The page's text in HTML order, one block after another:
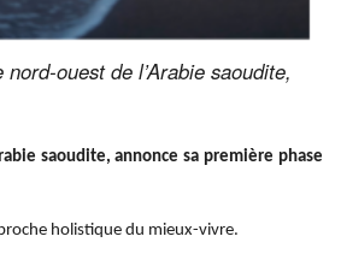
ouest de l’Arabie saoudite,
saoudite, annonce sa première phase
holistique du mieux-vivre.